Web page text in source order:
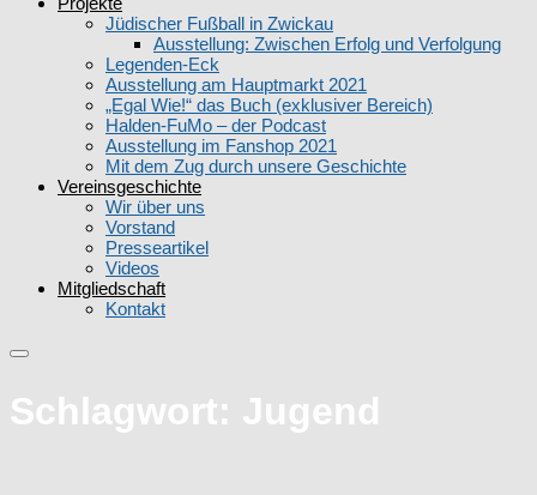
Jüdischer Fußball in Zwickau
Ausstellung: Zwischen Erfolg und Verfolgung
Legenden-Eck
Ausstellung am Hauptmarkt 2021
„Egal Wie!“ das Buch (exklusiver Bereich)
Halden-FuMo – der Podcast
Ausstellung im Fanshop 2021
Mit dem Zug durch unsere Geschichte
Vereinsgeschichte
Wir über uns
Vorstand
Presseartikel
Videos
Mitgliedschaft
Kontakt
Schlagwort: Jugend